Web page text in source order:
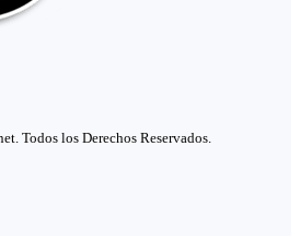
Todos los Derechos Reservados.